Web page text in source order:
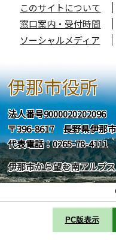
このサイトについて
窓口案内・受付時間
ソーシャルメディア
伊那市役所
法人番号9000020202096
〒396-8617 長野県伊那
代表電話：0265-78-4111
伊那市から望む南アルプ
PC版表示